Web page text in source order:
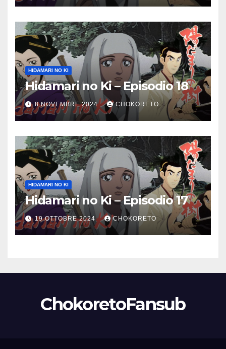
HIDAMARI NO KI
Hidamari no Ki – Episodio 18
8 NOVEMBRE 2024 CHOKORETO
HIDAMARI NO KI
Hidamari no Ki – Episodio 17
19 OTTOBRE 2024 CHOKORETO
ChokoretoFansub